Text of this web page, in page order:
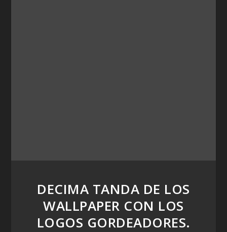
DECIMA TANDA DE LOS
WALLPAPER CON LOS
LOGOS GORDEADORES.